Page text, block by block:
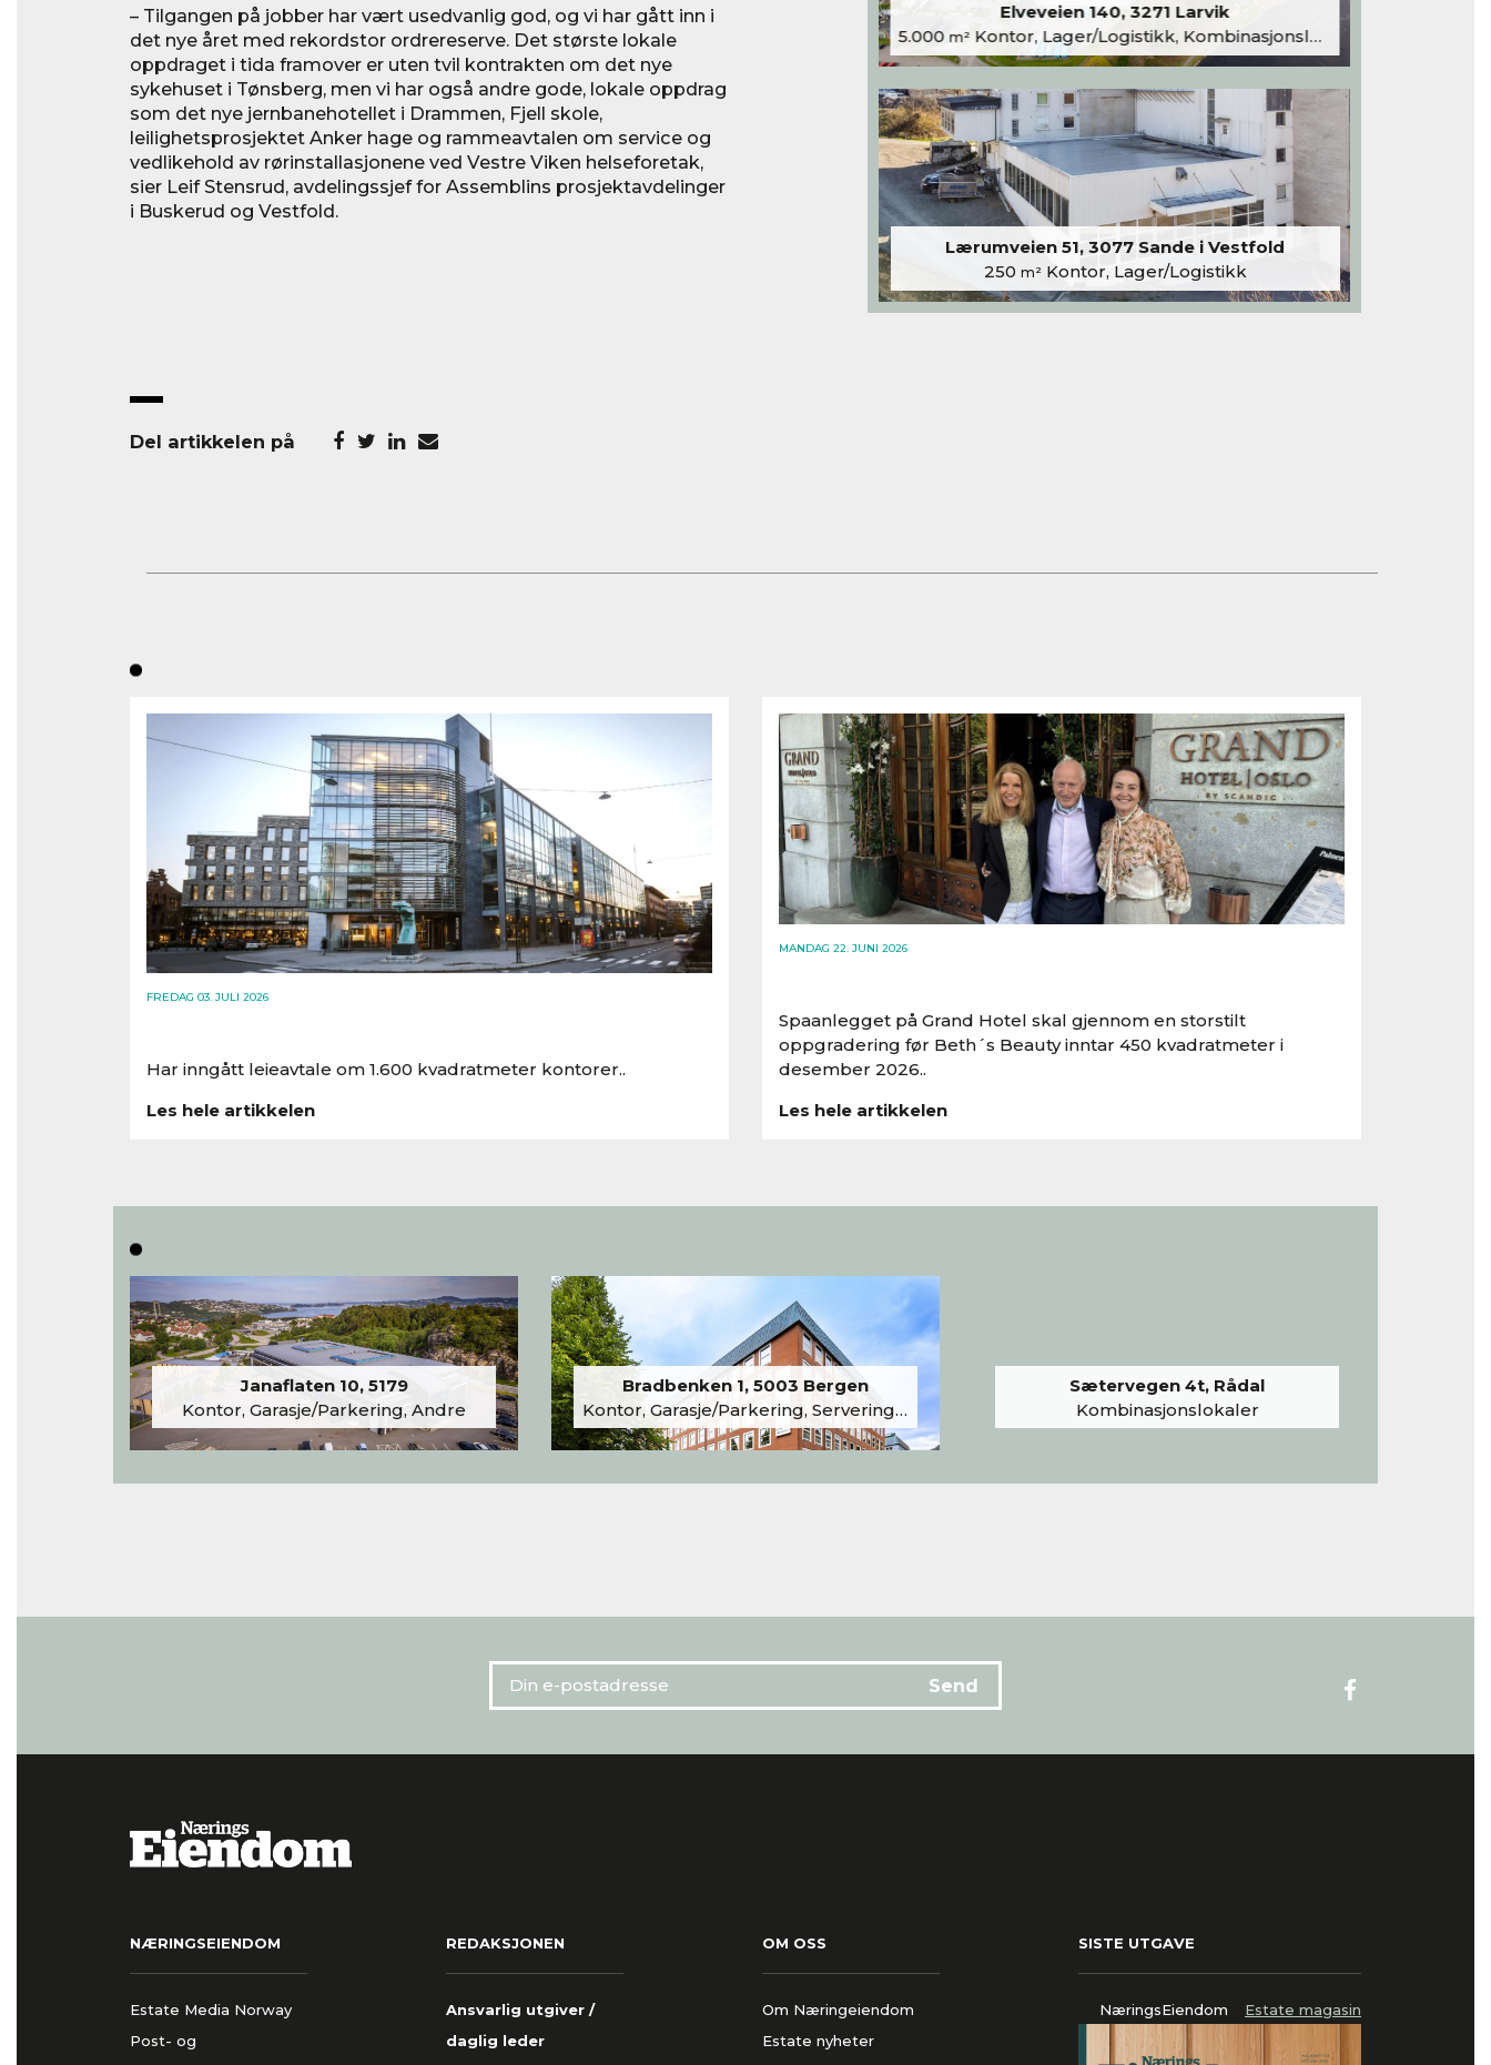
– Tilgangen på jobber har vært usedvanlig god, og vi har gått inn i
det nye året med rekordstor ordrereserve. Det største lokale
oppdraget i tida framover er uten tvil kontrakten om det nye
sykehuset i Tønsberg, men vi har også andre gode, lokale oppdrag
som det nye jernbanehotellet i Drammen, Fjell skole,
leilighetsprosjektet Anker hage og rammeavtalen om service og
vedlikehold av rørinstallasjonene ved Vestre Viken helseforetak,
sier Leif Stensrud, avdelingssjef for Assemblins prosjektavdelinger
i Buskerud og Vestfold.
Del artikkelen på
Elveveien 140, 3271 Larvik
5.000m²Kontor, Lager/Logistikk, Kombinasjonslokaler
Lærumveien 51, 3077 Sande i Vestfold
250 m²Kontor, Lager/Logistikk
FREDAG 03. JULI 2026
Har inngått leieavtale om 1.600 kvadratmeter kontorer..
Les hele artikkelen
MANDAG 22. JUNI 2026
Spaanlegget på Grand Hotel skal gjennom en storstilt
oppgradering før Beth´s Beauty inntar 450 kvadratmeter i
desember 2026..
Les hele artikkelen
Janaflaten 10, 5179
Kontor, Garasje/Parkering, Andre
Bradbenken 1, 5003 Bergen
Kontor, Garasje/Parkering, Serveringslokale/Kantine, Undervisning/Arrangement
Sætervegen 4t, Rådal
Kombinasjonslokaler
NÆRINGSEIENDOM
Estate Media Norway
Post- og
REDAKSJONEN
Ansvarlig utgiver /
daglig leder
OM OSS
Om Næringeiendom
Estate nyheter
SISTE UTGAVE
NæringsEiendom Estate magasin